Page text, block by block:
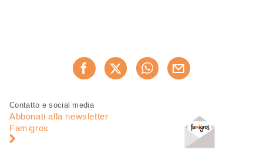
Consiglia ora
Piè
pagina
Navigazione
pagina
Contatto e social media
Abbonati alla newsletter
Famigros